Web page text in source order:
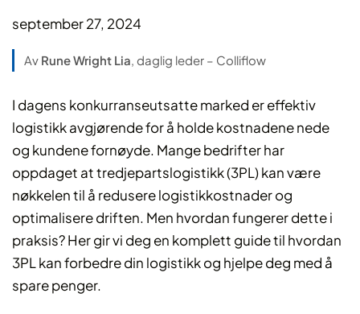
september 27, 2024
Av Rune Wright Lia, daglig leder – Colliflow
I dagens konkurranseutsatte marked er effektiv
logistikk avgjørende for å holde kostnadene nede
og kundene fornøyde. Mange bedrifter har
oppdaget at tredjepartslogistikk (3PL) kan være
nøkkelen til å redusere logistikkostnader og
optimalisere driften. Men hvordan fungerer dette i
praksis? Her gir vi deg en komplett guide til hvordan
3PL kan forbedre din logistikk og hjelpe deg med å
spare penger.